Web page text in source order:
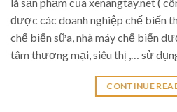
được các doanh nghiệp chế biến
chế biến sữa, nhà máy chế biến
tâm thương mại, siêu thị ,… sử
CONTINUE